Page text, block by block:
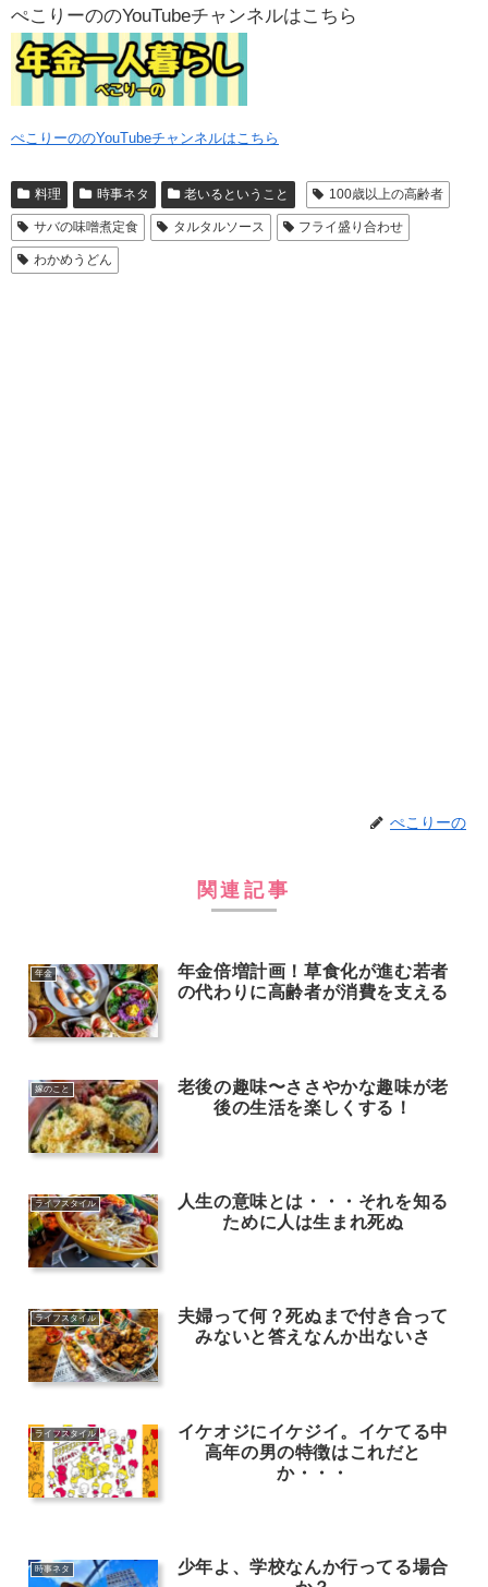
ぺこりーののYouTubeチャンネルはこちら
ぺこりーののYouTubeチャンネルはこちら
料理 時事ネタ 老いるということ 100歳以上の高齢者
サバの味噌煮定食 タルタルソース フライ盛り合わせ
わかめうどん
ぺこりーの
関連記事
年金
年金倍増計画！草食化が進む若者
の代わりに高齢者が消費を支える
嫁のこと
老後の趣味〜ささやかな趣味が老
後の生活を楽しくする！
ライフスタイル
人生の意味とは・・・それを知る
ために人は生まれ死ぬ
ライフスタイル
夫婦って何？死ぬまで付き合って
みないと答えなんか出ないさ
ライフスタイル
イケオジにイケジイ。イケてる中
高年の男の特徴はこれだと
か・・・
時事ネタ
少年よ、学校なんか行ってる場合